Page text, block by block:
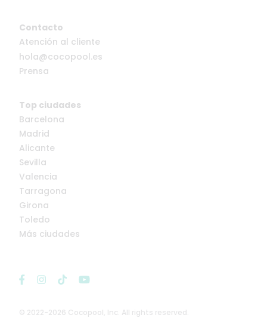
© 2022-2026 Cocopool, Inc. All rights reserved.
Contacto
Atención al cliente
hola@cocopool.es
Prensa
Top ciudades
Barcelona
Madrid
Alicante
Sevilla
Valencia
Tarragona
Girona
Toledo
Más ciudades